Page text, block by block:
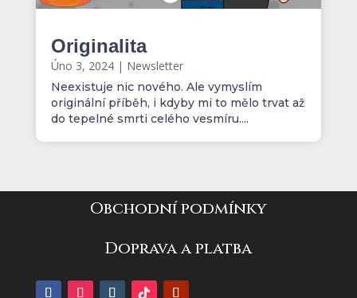
Originalita
Úno 3, 2024| Newsletter
Neexistuje nic nového. Ale vymyslím
originální příběh, i kdyby mi to mělo trvat až
do tepelné smrti celého vesmíru....
Obchodní podmínky
Doprava a platba